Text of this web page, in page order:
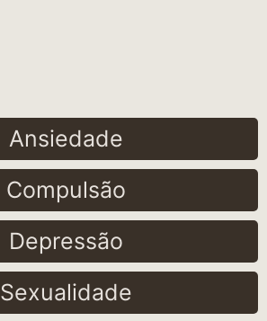
Ansiedade
Compulsão
Depressão
Sexualidade